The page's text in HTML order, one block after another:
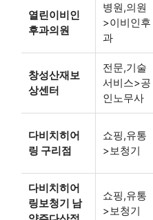
열린이비인
후과의원
병원,의원
>이비인후
과
창성산재보
상센터
전문,기술
서비스>공
인노무사
다비치히어
링 구리점
쇼핑,유통
>보청기
다비치히어
링보청기 남
쇼핑,유통
>보청기